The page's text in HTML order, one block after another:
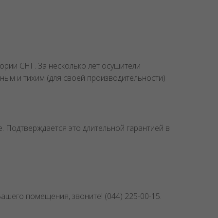
СНГ. За несколько лет осушители
и тихим (для своей производительности)
это длительной гарантией в
помещения, звоните! (044) 225-00-15.